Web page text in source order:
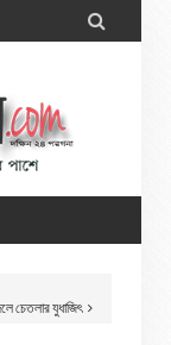

চেতলার যুধাজিৎ